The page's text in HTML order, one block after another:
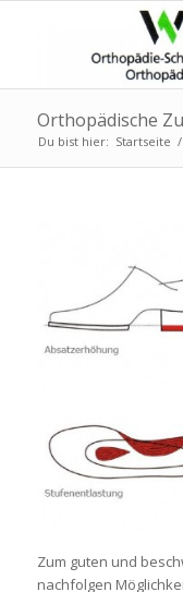
Orthopädische
Du bist hier: Startseite /
Zum guten und
nachfolgen